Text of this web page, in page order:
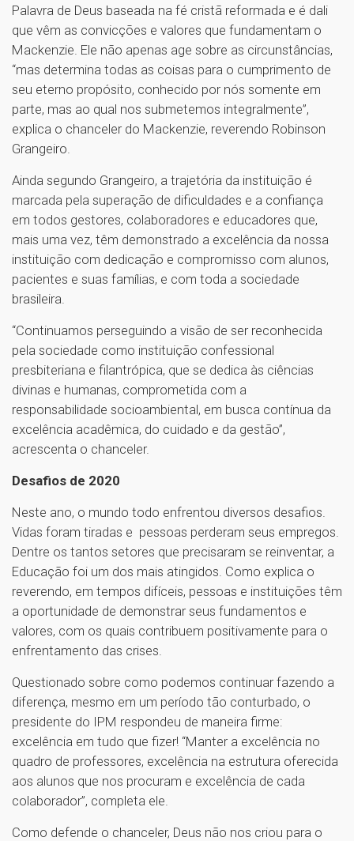
Palavra de Deus baseada na fé cristã reformada e é dali
que vêm as convicções e valores que fundamentam o
Mackenzie. Ele não apenas age sobre as circunstâncias,
“mas determina todas as coisas para o cumprimento de
seu eterno propósito, conhecido por nós somente em
parte, mas ao qual nos submetemos integralmente”,
explica o chanceler do Mackenzie, reverendo Robinson
Grangeiro.
Ainda segundo Grangeiro, a trajetória da instituição é
marcada pela superação de dificuldades e a confiança
em todos gestores, colaboradores e educadores que,
mais uma vez, têm demonstrado a excelência da nossa
instituição com dedicação e compromisso com alunos,
pacientes e suas famílias, e com toda a sociedade
brasileira.
“Continuamos perseguindo a visão de ser reconhecida
pela sociedade como instituição confessional
presbiteriana e filantrópica, que se dedica às ciências
divinas e humanas, comprometida com a
responsabilidade socioambiental, em busca contínua da
excelência acadêmica, do cuidado e da gestão”,
acrescenta o chanceler.
Desafios de 2020
Neste ano, o mundo todo enfrentou diversos desafios.
Vidas foram tiradas e pessoas perderam seus empregos.
Dentre os tantos setores que precisaram se reinventar, a
Educação foi um dos mais atingidos. Como explica o
reverendo, em tempos difíceis, pessoas e instituições têm
a oportunidade de demonstrar seus fundamentos e
valores, com os quais contribuem positivamente para o
enfrentamento das crises.
Questionado sobre como podemos continuar fazendo a
diferença, mesmo em um período tão conturbado, o
presidente do IPM respondeu de maneira firme:
excelência em tudo que fizer! “Manter a excelência no
quadro de professores, excelência na estrutura oferecida
aos alunos que nos procuram e excelência de cada
colaborador”, completa ele.
Como defende o chanceler, Deus não nos criou para o